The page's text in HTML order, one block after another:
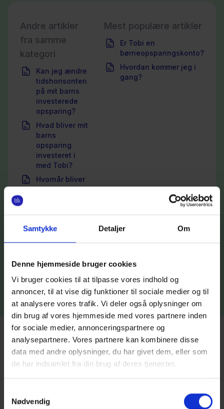
Samtykke Detaljer Om
Denne hjemmeside bruger cookies
Vi bruger cookies til at tilpasse vores indhold og
annoncer, til at vise dig funktioner til sociale medier og til
at analysere vores trafik. Vi deler også oplysninger om
din brug af vores hjemmeside med vores partnere inden
for sociale medier, annonceringspartnere og
analysepartnere. Vores partnere kan kombinere disse
data med andre oplysninger, du har givet dem, eller som
de har indsamlet fra din brug af deres tjenester.
Nødvendig
Mest populære artikler
Er Tobi en
børneopsparingskonto?
Hvordan kommer jeg i
gang?
Andre artikler
fra samme
kategori
Kan jeg ændre
tidshorisonten
på mit barns
investerede
opsparing?
Hvad bliver mit
barns
opsparing
investeret i
med Tobi?
Hvornår bliver
pengene
Kan jeg selv
igennem Tobi?
bundet?
Har du stadig spørgsmål?
Du er velkommen til at chatte med os, skrive til eller ringe